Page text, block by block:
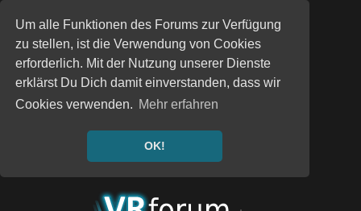
Um alle Funktionen des Forums zur Verfügung
zu stellen, ist die Verwendung von Cookies
erforderlich. Mit der Nutzung unserer Dienste
erklärst Du Dich damit einverstanden, dass wir
Cookies verwenden. Mehr erfahren
OK!